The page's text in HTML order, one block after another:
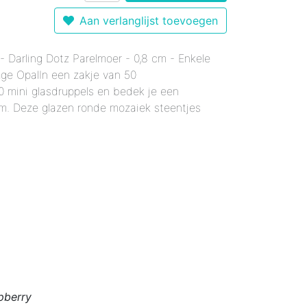
12 mm - Gemixte Kleuren
Kleuren
Kleuren
18 mm - Gemixte Kleuren
Kleuren
- Enkele Kleuren
Kleuren
mm - Enkele Kleuren
mm - Enkele Kleuren
mm - Enkele Kleuren
12x38 mm - Enkele Kleuren
Enkele Kleuren
Kleuren
- Enkele Kleuren
Aan verlanglijst toevoegen
Darling Dotz Parelmoer - 0,8 cm - Enkele
OpalIn een zakje van 50
mini glasdruppels en bedek je een
Deze glazen ronde mozaiek steentjes